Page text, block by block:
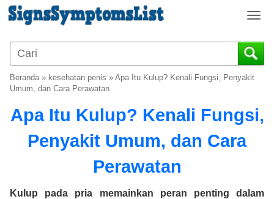
T
g
g
a
v
i
Beranda» kesehatan penis » Apa Itu Kulup? Kenali Fungsi, Penyakit
Umum, dan Cara Perawatan
Apa Itu Kulup? Kenali Fungsi,
Penyakit Umum, dan Cara
Perawatan
Kulup pada pria memainkan peran penting dalam